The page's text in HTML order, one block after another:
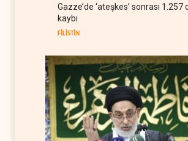
Hava gücü
Gazze’de ‘ateşkes’ sonrası 1.257
kaybı
FİLİSTİN